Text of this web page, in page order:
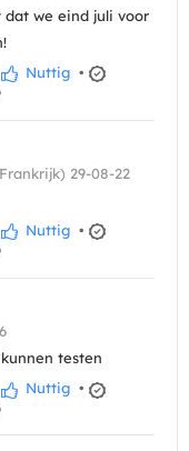
dat we eind juli voor
Nuttig •
29-08-22
Nuttig •
testen
Nuttig •